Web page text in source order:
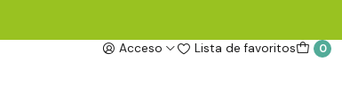
Acceso Lista de favoritos 0